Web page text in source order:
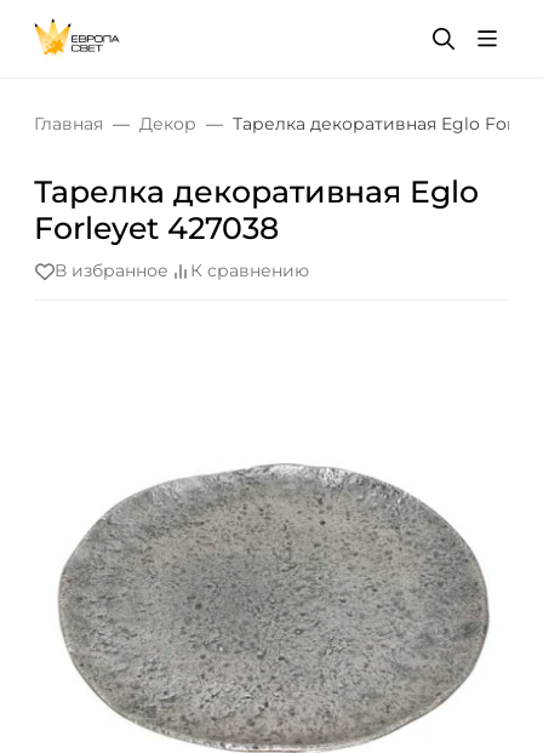
Главная Декор Тарелка декоративная Eglo
Тарелка декоративная Eglo
Forleyet 427038
В избранное К сравнению